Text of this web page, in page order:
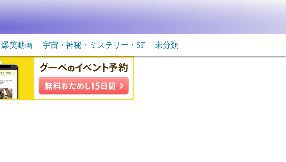
爆笑動画
動物系の爆笑動画
宇宙・神秘・ミステリー・SF
未確認生物・飛行物体
宇宙・ＳＦ
未分類